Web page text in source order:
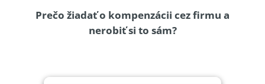
Prečo žiadať o kompenzácii cez firmu a
nerobiť si to sám?